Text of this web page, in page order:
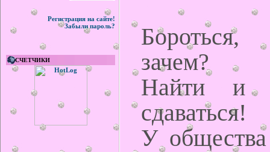
Регистрация на сайте!
Забыли пароль?
СЧЕТЧИКИ
зачем?
Найти
сдаваться!
У